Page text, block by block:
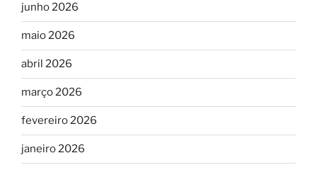
junho 2026
maio 2026
abril 2026
março 2026
fevereiro 2026
janeiro 2026